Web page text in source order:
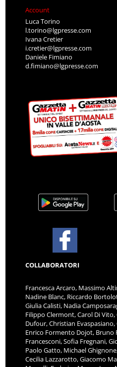
Account
Luca Torino
l.torino@lgpresse.com
Ivana Cretier
i.cretier@lgpresse.com
Daniele Fimiano
d.fimiano@lgpresse.com
COLLABORATORI
Francesca Arcaro, Massimo
Nadine Blanc, Riccardo
Giulia Calisti, Nadia
Filippo Clermont, Carol Di Vito,
Dufour, Christian
Enrico Formento Dojot, Bruno
Francesconi, Sofia Fregnani,
Paolo Gatto, Michael
Cecilia Lazzarotto, Giacomo